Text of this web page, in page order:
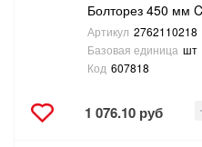
Болторез 450 мм
Артикул 2762110218
Базовая единица шт
Код 607818
1 076.10 руб